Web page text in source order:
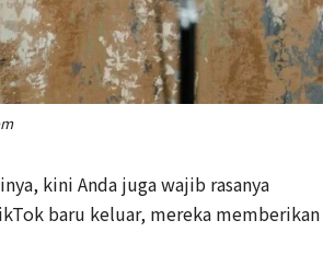
kini Anda juga wajib rasanya
baru keluar, mereka memberikan